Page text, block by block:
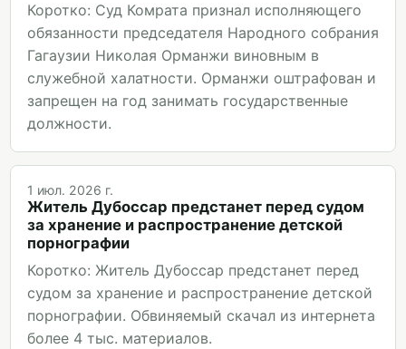
Коротко: Суд Комрата признал исполняющего
обязанности председателя Народного собрания
Гагаузии Николая Орманжи виновным в
служебной халатности. Орманжи оштрафован и
запрещен на год занимать государственные
должности.
1 июл. 2026 г.
Житель Дубоссар предстанет перед судом
за хранение и распространение детской
порнографии
Коротко: Житель Дубоссар предстанет перед
судом за хранение и распространение детской
порнографии. Обвиняемый скачал из интернета
более 4 тыс. материалов.